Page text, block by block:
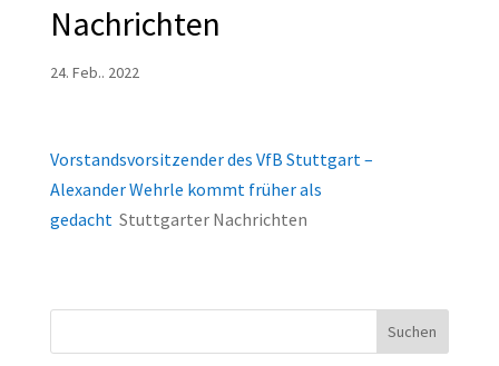
Nachrichten
24. Feb.. 2022
Vorstandsvorsitzender des VfB Stuttgart –
Alexander Wehrle kommt früher als
gedacht Stuttgarter Nachrichten
Suchen